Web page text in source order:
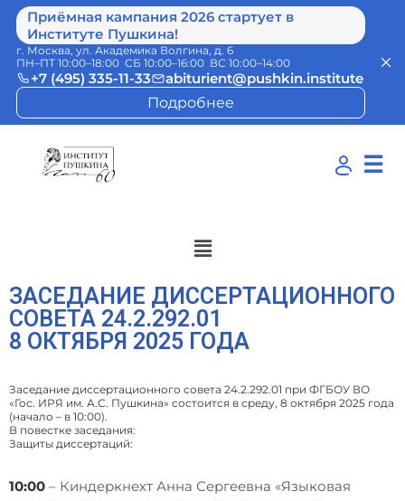
Приёмная кампания 2026 стартует в
Институте Пушкина!
г. Москва, ул. Академика Волгина, д. 6
ПН–ПТ 10:00–18:00 СБ 10:00–16:00 ВС 10:00–14:00
+7 (495) 335-11-33
abiturient@pushkin.institute
Подробнее
☰
ЗАСЕДАНИЕ ДИССЕРТАЦИОННОГО
СОВЕТА 24.2.292.01
8 ОКТЯБРЯ 2025 ГОДА
Заседание диссертационного совета 24.2.292.01 при ФГБОУ ВО
«Гос. ИРЯ им. А.С. Пушкина» состоится в среду, 8 октября 2025 года
(начало – в 10:00).
В повестке заседания:
Защиты диссертаций:
10:00 – Киндеркнехт Анна Сергеевна «Языковая